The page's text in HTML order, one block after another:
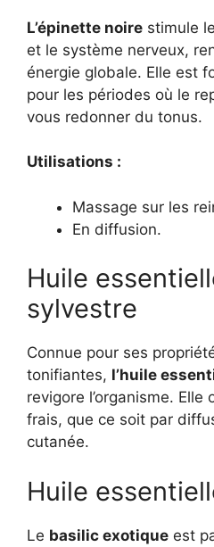
L’épinette noire stimule
et le système nerveux,
énergie globale. Elle est
pour les périodes où le
vous redonner du tonus.
Utilisations :
Massage sur les
En diffusion.
Huile
sylvestre
Connue pour ses
tonifiantes, l’huile
revigore l’organisme. Elle
frais, que ce soit par
cutanée.
Huile
Le basilic exotique est